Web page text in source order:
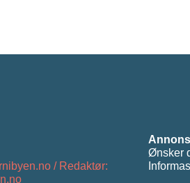
/ Redaktør:
Ønsker